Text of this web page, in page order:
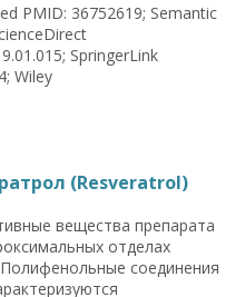
PMID: 36752619; Semantic
SpringerLink
Wiley
(Resveratrol)
вещества препарата
отделах
соединения